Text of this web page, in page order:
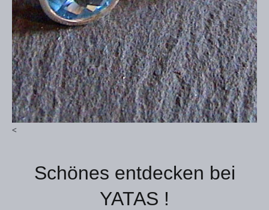
<
Schönes entdecken bei
YATAS !